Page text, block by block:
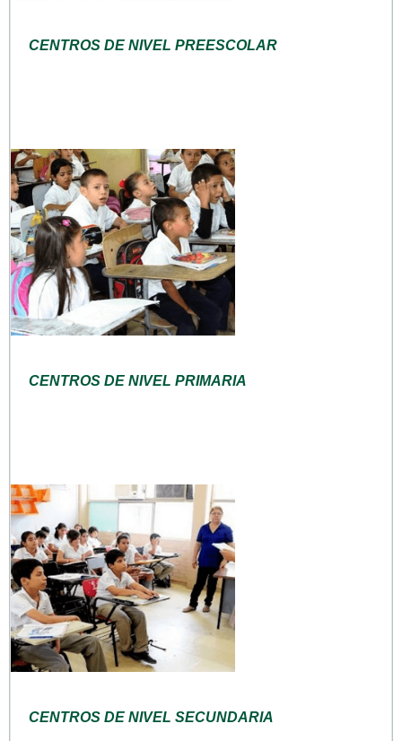
CENTROS DE NIVEL PREESCOLAR
CENTROS DE NIVEL PRIMARIA
CENTROS DE NIVEL SECUNDARIA